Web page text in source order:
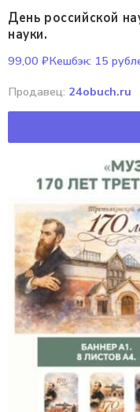
День российской
науки.
99,00 ₽Кешбэк: 15
Продавец: 24obuch.ru